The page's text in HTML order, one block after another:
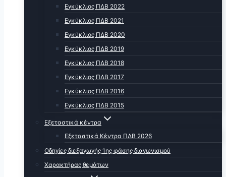
Εγκύκλιος ΠΔΒ 2022
Εγκύκλιος ΠΔΒ 2021
Εγκύκλιος ΠΔΒ 2020
Εγκύκλιος ΠΔΒ 2019
Εγκύκλιος ΠΔΒ 2018
Εγκύκλιος ΠΔΒ 2017
Εγκύκλιος ΠΔΒ 2016
Εγκύκλιος ΠΔΒ 2015
Εξεταστικά κέντρα
Εξεταστικά Κέντρα ΠΔΒ 2026
Οδηγίες διεξαγωγής 1ης φάσης διαγωνισμού
Χαρακτήρας θεμάτων